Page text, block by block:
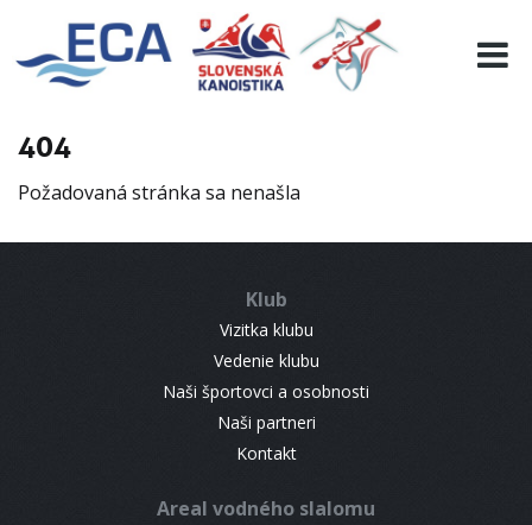
404
Požadovaná stránka sa nenašla
Klub
Vizitka klubu
Vedenie klubu
Naši športovci a osobnosti
Naši partneri
Kontakt
Areal vodného slalomu
EURO 19
INFO
RESULTS
CONTACT